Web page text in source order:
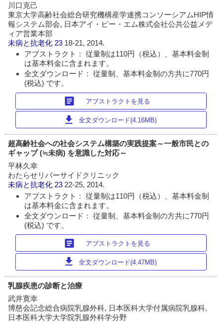
川口克己
東京大学高齢社会総合研究機構産学連携コンソーシアムHIP情
報システム部会, 日本アイ・ピー・エム株式会社公共公益メデ
ィア営業本部
未病と抗老化 23 18-21, 2014.
アブストラクト： 従量制は110円（税込）、基本料金制
は基本料金に含まれます。
全文ダウンロード： 従量制、基本料金制の方共に770円
(税込) です。
article アブストラクトを見る
download 全文ダウンロード(4.16MB)
超高齢社会への社会システム構築の実践提案～一般市民との
ギャップ (≒未病) を意識した対応～
平林久幸
わたらせリバーサイドクリニック
未病と抗老化 2322-25, 2014.
アブストラクト： 従量制は110円（税込）、基本料金制
は基本料金に含まれます。
全文ダウンロード： 従量制、基本料金制の方共に770円
(税込) です。
article アブストラクトを見る
download 全文ダウンロード(4.47MB)
乳腺疾患の診断と治療
武井寛幸
博慈会記念総合病院乳腺外科, 日本医科大学付属病院乳腺科,
日本医科大学大学院乳腺外科学分野